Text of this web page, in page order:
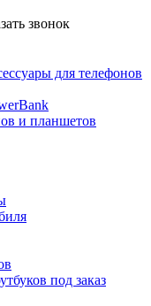
звонок
для телефонов
и планшетов
под заказ